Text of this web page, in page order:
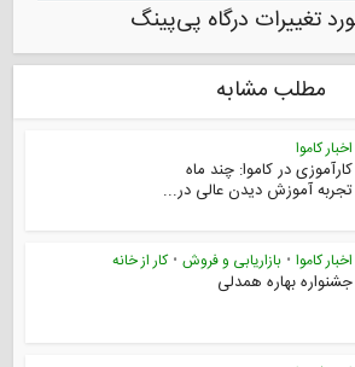
تغییرات درگاه پی‌پینگ
مطلب مشابه
اخبار کاموا
کارآموزی در کاموا: چند ماه
تجربه آموزش دیدن عالی در...
اخبار کاموا • بازاریابی و فروش • کار از خانه
جشنواره بهاره همدلی